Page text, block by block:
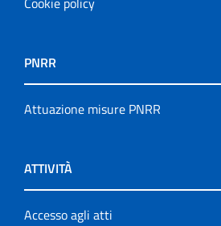
PNRR
Attuazione misure PNRR
ATTIVITÀ
Accesso agli atti